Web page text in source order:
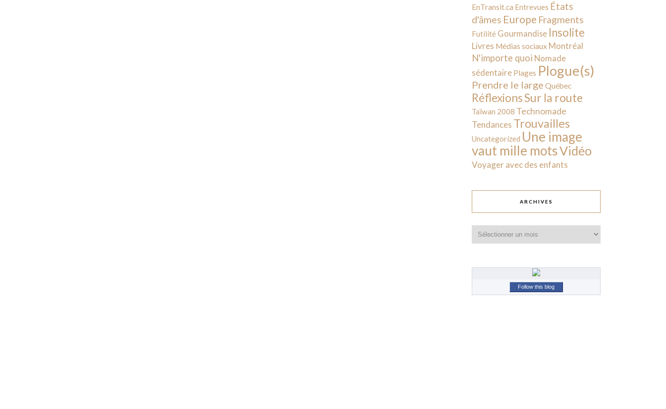
EnTransit.ca Entrevues États
d'âmes Europe Fragments
Futilité Gourmandise Insolite
Livres Médias sociaux Montréal
N'importe quoi Nomade
sédentaire Plages Plogue(s)
Prendre le large Québec
RéflexionsSur la route
Taïwan 2008 Technomade
Tendances Trouvailles
Uncategorized Une image
vaut mille motsVidéo
Voyager avec des enfants
ARCHIVES
Follow this blog